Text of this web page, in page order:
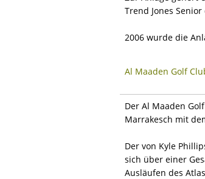
Trend Jones
2006 wurde die
Al Maaden Golf
Der Al Maaden
Marrakesch mit
Der von Kyle
sich über einer
Ausläufen des